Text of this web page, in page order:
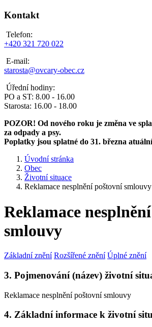
Kontakt
Telefon:
+420 321 720 022
E-mail:
starosta@ovcary-obec.cz
Úřední hodiny:
PO a ST: 8.00 - 16.00
Starosta: 16.00 - 18.00
POZOR! Od nového roku je změna ve
za odpady a psy.
Poplatky jsou splatné do 31. března
Úvodní stránka
Obec
Životní situace
Reklamace nesplnění poštovní smlouvy
Reklamace
smlouvy
Základní znění Rozšířené znění Úplné znění
3. Pojmenování (název) životní
Reklamace nesplnění poštovní smlouvy
4. Základní informace k životní